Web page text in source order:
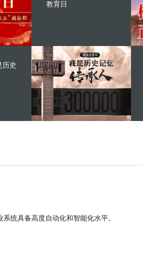
教育日
历史
统具备高度自动化和智能化水平。